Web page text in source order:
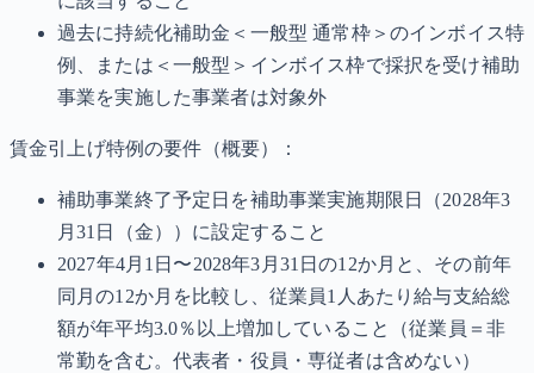
過去に持続化補助金＜一般型 通常枠＞のインボイス特
例、または＜一般型＞インボイス枠で採択を受け補助
事業を実施した事業者は対象外
賃金引上げ特例の要件（概要）：
補助事業終了予定日を補助事業実施期限日（2028年3
月31日（金））に設定すること
2027年4月1日〜2028年3月31日の12か月と、その前年
同月の12か月を比較し、従業員1人あたり給与支給総
額が年平均3.0％以上増加していること（従業員＝非
常勤を含む。代表者・役員・専従者は含めない）